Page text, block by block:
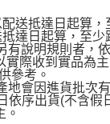
送抵達日起算，
達日起算，至少
說明規則者，
實際收到實品為主
參考。
會因進貨批次
依序出貨(不含
。